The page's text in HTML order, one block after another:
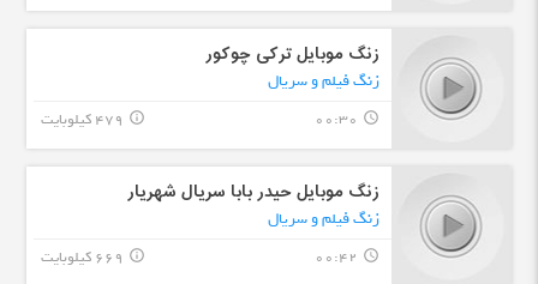
زنگ موبایل ترکی چوکور
زنگ فیلم و سریال
query_builder
00:30 479 کیلوبایت info_outline
زنگ موبایل حیدر بابا سریال شهریار
زنگ فیلم و سریال
query_builder
00:42 669 کیلوبایت info_outline